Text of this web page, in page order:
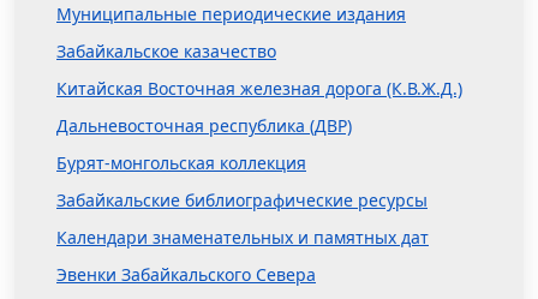
Муниципальные периодические издания
Забайкальское казачество
Китайская Восточная железная дорога (К.В.Ж.Д.)
Дальневосточная республика (ДВР)
Бурят-монгольская коллекция
Забайкальские библиографические ресурсы
Календари знаменательных и памятных дат
Эвенки Забайкальского Севера